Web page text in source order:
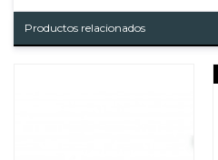
Productos relacionados